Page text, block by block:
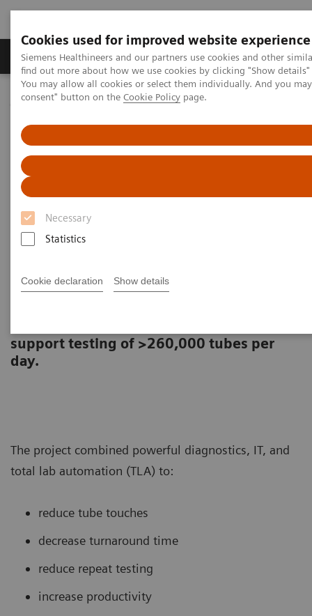
Cookies used for improved website experience
Siemens Healthineers and our partners use cookies and other
find out more about how we use cookies by clicking "Show
You may allow all cookies or select them individually. And you
consent" button on the Cookie Policy page.
Necessary
Statistics
Cookie declaration Show details
Продукція та сервіси Клінічні галузі
Домашня
Лабораторна діагностика
Laboratory Automation - Case Studies
Siemens Healthcare Case Study: Hermes Pardini redefines
operational excellence for extreme high-volume testing
Case Study: Hermes Pardini
redefines operational
excellence for extreme high-
volume testing
support testing of >260,000 tubes per
day.
The project combined powerful diagnostics, IT, and
total lab automation (TLA) to:
reduce tube touches
decrease turnaround time
reduce repeat testing
increase productivity